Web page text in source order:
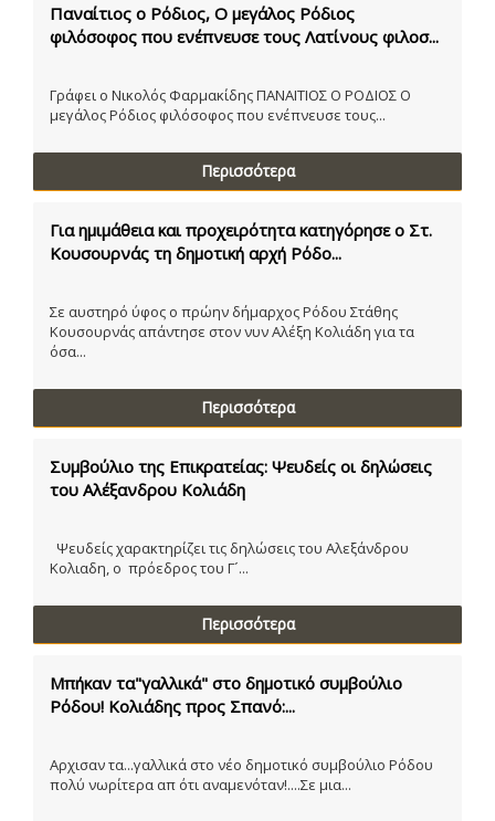
Παναίτιος ο Ρόδιος, Ο μεγάλος Ρόδιος
φιλόσοφος που ενέπνευσε τους Λατίνους φιλοσ...
Γράφει ο Νικολός Φαρμακίδης ΠΑΝΑΙΤΙΟΣ Ο ΡΟΔΙΟΣ Ο
μεγάλος Ρόδιος φιλόσοφος που ενέπνευσε τους...
Περισσότερα
Για ημιμάθεια και προχειρότητα κατηγόρησε ο Στ.
Κουσουρνάς τη δημοτική αρχή Ρόδο...
Σε αυστηρό ύφος ο πρώην δήμαρχος Ρόδου Στάθης
Κουσουρνάς απάντησε στον νυν Αλέξη Κολιάδη για τα
όσα...
Περισσότερα
Συμβούλιο της Επικρατείας: Ψευδείς οι δηλώσεις
του Αλέξανδρου Κολιάδη
Ψευδείς χαρακτηρίζει τις δηλώσεις του Αλεξάνδρου
Κολιαδη, ο πρόεδρος του Γ´...
Περισσότερα
Μπήκαν τα"γαλλικά" στο δημοτικό συμβούλιο
Ρόδου! Κολιάδης προς Σπανό:...
Αρχισαν τα...γαλλικά στο νέο δημοτικό συμβούλιο Ρόδου
πολύ νωρίτερα απ ότι αναμενόταν!....Σε μια...